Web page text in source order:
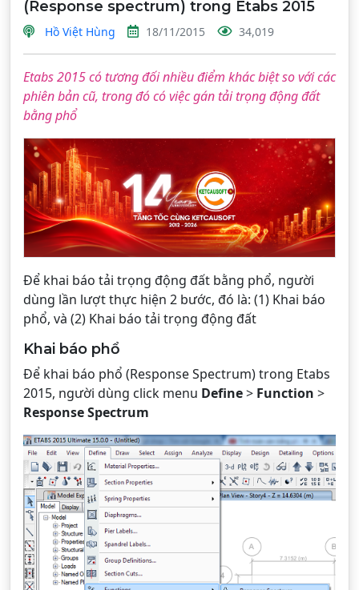
(Response spectrum) trong Etabs 2015
Hồ Việt Hùng 18/11/2015 34,019
Etabs 2015 có tương đối nhiều điểm khác biệt so với các
phiên bản cũ, trong đó có việc gán tải trọng động đất
bằng phổ
Để khai báo tải trọng động đất bằng phổ, người
dùng lần lượt thực hiện 2 bước, đó là: (1) Khai báo
phổ, và (2) Khai báo tải trọng động đất
Khai báo phổ
Để khai báo phổ (Response Spectrum) trong Etabs
2015, người dùng click menu Define> Function >
Response Spectrum